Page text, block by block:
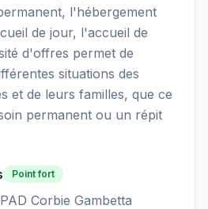
l'hébergement
de jour, l'accueil de
d'offres permet de
situations des
et de leurs familles, que ce
permanent ou un répit
Point fort
Corbie Gambetta